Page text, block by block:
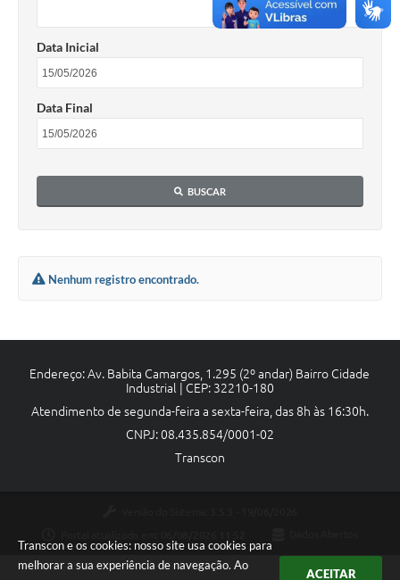
Transcon e os cookies: nosso site usa cookies para
melhorar a sua experiência de navegação. Ao
ACEITAR
Data Inicial
Data Final
BUSCAR
Nenhum registro encontrado.
Endereço: Av. Babita Camargos, 1.295 (2º andar) Bairro Cidade
Industrial | CEP: 32210-180
Atendimento de segunda-feira a sexta-feira, das 8h às 16:30h.
CNPJ: 08.435.854/0001-02
Transcon